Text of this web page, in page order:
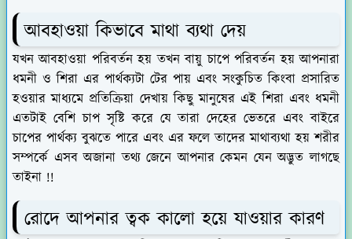
আবহাওয়া কিভাবে মাথা ব্যথা দেয়
যখন আবহাওয়া পরিবর্তন হয় তখন বায়ু চাপে পরিবর্তন হয় আপনারা
ধমনী ও শিরা এর পার্থক্যটা টের পায় এবং সংকুচিত কিংবা প্রসারিত
হওয়ার মাধ্যমে প্রতিক্রিয়া দেখায় কিছু মানুষের এই শিরা এবং ধমনী
এতটাই বেশি চাপ সৃষ্টি করে যে তারা দেহের ভেতরে এবং বাইরে
চাপের পার্থক্য বুঝতে পারে এবং এর ফলে তাদের মাথাব্যথা হয় শরীর
সম্পর্কে এসব অজানা তথ্য জেনে আপনার কেমন যেন অদ্ভুত লাগছে
তাইনা !!
রোদে আপনার ত্বক কালো হয়ে যাওয়ার কারণ